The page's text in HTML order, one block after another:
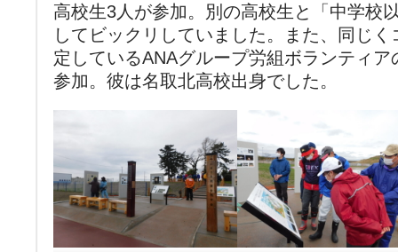
高校生3人が参加。別の高校生と「中学校
してビックリしていました。また、同じ
定しているANAグループ労組ボランティ
参加。彼は名取北高校出身でした。